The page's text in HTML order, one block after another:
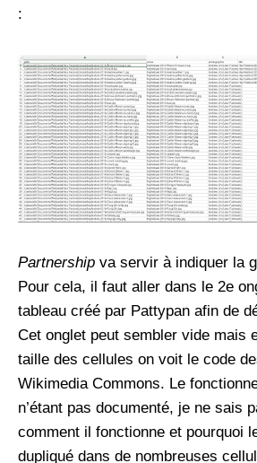
:
Partnership va servir à indiquer la
Pour cela, il faut aller dans le 2e
tableau créé par Pattypan afin de
Cet onglet peut sembler vide mais
taille des cellules on voit le code
Wikimedia Commons. Le
n’étant pas documenté, je ne sais
comment il fonctionne et pourquoi
dupliqué dans de nombreuses